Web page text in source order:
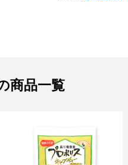
商品一覧